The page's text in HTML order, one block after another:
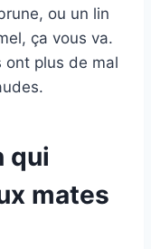
ou un lin
ça vous va.
plus de mal
qui
mates